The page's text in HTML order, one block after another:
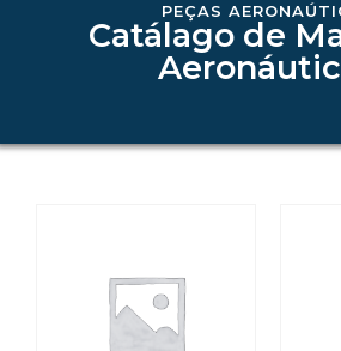
PEÇAS
Catálago de